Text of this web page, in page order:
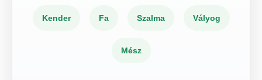
Kender Fa Szalma Vályog
Mész